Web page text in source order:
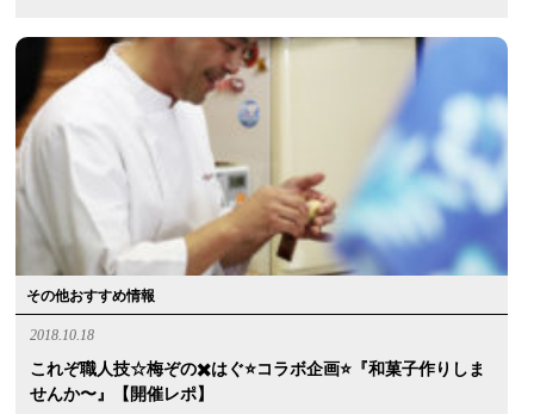
その他おすすめ情報
2018.10.18
これぞ職人技☆梅ぞの✖️はぐ⭐️コラボ企画⭐️『和菓子作りしま
せんか〜』【開催レポ】